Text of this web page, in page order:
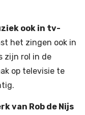
ook in tv-
het zingen ook in
zijn rol in de
op televisie te
van Rob de Nijs